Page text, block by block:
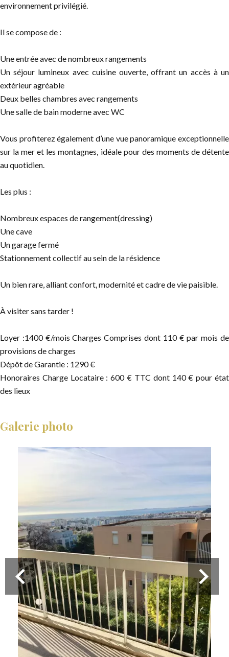
environnement privilégié.
Il se compose de :
Une entrée avec de nombreux rangements
Un séjour lumineux avec cuisine ouverte, offrant un accès à un
extérieur agréable
Deux belles chambres avec rangements
Une salle de bain moderne avec WC
Vous profiterez également d’une vue panoramique exceptionnelle
sur la mer et les montagnes, idéale pour des moments de détente
au quotidien.
Les plus :
Nombreux espaces de rangement(dressing)
Une cave
Un garage fermé
Stationnement collectif au sein de la résidence
Un bien rare, alliant confort, modernité et cadre de vie paisible.
À visiter sans tarder !
Loyer :1400 €/mois Charges Comprises dont 110 € par mois de
provisions de charges
Dépôt de Garantie : 1290 €
Honoraires Charge Locataire : 600 € TTC dont 140 € pour état
des lieux
Galerie photo